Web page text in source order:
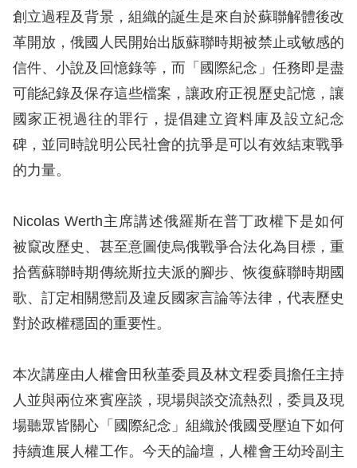
網
站
安
全
政
策
私
權
保
護
政
政
府
網
站
創立過程及背景，組織的誕生是來自於蘇聯解體後改
革開放，俄國人民開始出版蘇聯時期被禁止或敏感的
信件、小說及回憶錄等，而「國際紀念」任務即是盡
可能紀錄及保存這些檔案，讓政府正視歷史記憶，讓
國家正視過往的罪行，提倡建立資料庫及設立紀念
碑，並同時說明公民社會的抗爭是可以有效結束戰爭
的力量。
Nicolas Werth主席講述俄羅斯在普丁政權下是如何
被竄改歷史、甚至意圖使烏俄戰爭合法化為目標，重
拾舊蘇聯時期傳統斯拉夫派的腳步、恢復蘇聯時期國
歌、訂定相關懲罰及違反國家言論等法律，代表歷史
對於政權穩固的重要性。
本次講座由人權會田秋堇委員及林文程委員擔任主持
人並與兩位來賓座談，現場與談交流熱烈，委員及現
場聽眾皆關心「國際紀念」組織於俄國受壓迫下如何
持續進展人權工作。今天的論壇，人權會王幼玲副主